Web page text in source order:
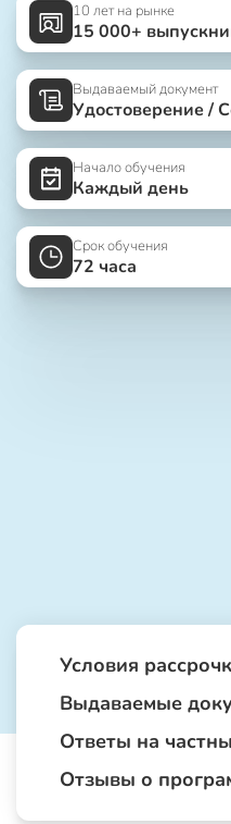
10 лет на рынке
15 000+
Выдаваемый документ
Удостоверение /
Начало обучения
Каждый день
Срок обучения
72 часа
Условия
Выдаваемые
Ответы на
Отзывы о